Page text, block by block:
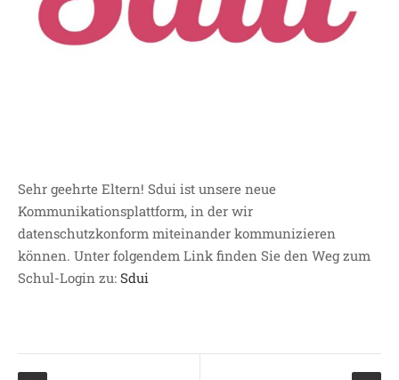
KONTAKT
SDUI
KOLLEGIUM
OGGS
SCHULSOZIALARBEIT
BÜRO
KLASSE 3A LANGENEKE
Sehr geehrte Eltern! Sdui ist unsere neue
Kommunikationsplattform, in der wir
datenschutzkonform miteinander kommunizieren
können. Unter folgendem Link finden Sie den Weg zum
Schul-Login zu: Sdui